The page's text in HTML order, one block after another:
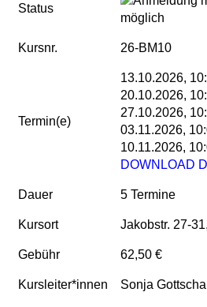
Status
möglich
Kursnr. 26-BM10
Termin(e)
13.10.2026,
20.10.2026,
27.10.2026,
03.11.2026,
10.11.2026,
DOWNLOAD
Dauer 5 Termine
Kursort Jakobstr. 27-
Gebühr 62,50 €
Kursleiter*innen Sonja